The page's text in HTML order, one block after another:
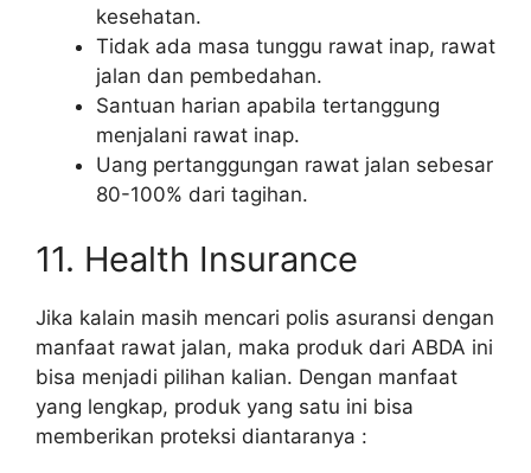
kesehatan.
Tidak ada masa tunggu rawat inap, rawat
jalan dan pembedahan.
Santuan harian apabila tertanggung
menjalani rawat inap.
Uang pertanggungan rawat jalan sebesar
80-100% dari tagihan.
11. Health Insurance
Jika kalain masih mencari polis asuransi dengan
manfaat rawat jalan, maka produk dari ABDA ini
bisa menjadi pilihan kalian. Dengan manfaat
yang lengkap, produk yang satu ini bisa
memberikan proteksi diantaranya :